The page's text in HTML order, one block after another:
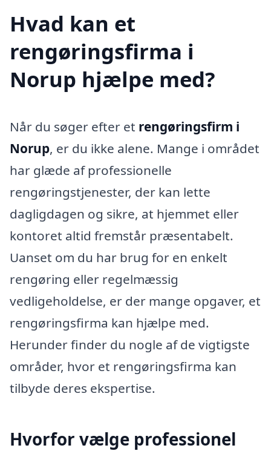
Hvad kan et
rengøringsfirma i
Norup hjælpe med?
Når du søger efter et rengøringsfirm i
Norup, er du ikke alene. Mange i området
har glæde af professionelle
rengøringstjenester, der kan lette
dagligdagen og sikre, at hjemmet eller
kontoret altid fremstår præsentabelt.
Uanset om du har brug for en enkelt
rengøring eller regelmæssig
vedligeholdelse, er der mange opgaver, et
rengøringsfirma kan hjælpe med.
Herunder finder du nogle af de vigtigste
områder, hvor et rengøringsfirma kan
tilbyde deres ekspertise.
Hvorfor vælge professionel